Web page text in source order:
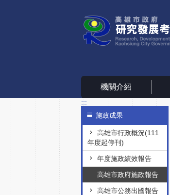
機關介紹
:::
施政成果
高雄市行政概況(111
年度起停刊)
年度施政績效報告
高雄市政府施政報告
高雄市公務出國報告